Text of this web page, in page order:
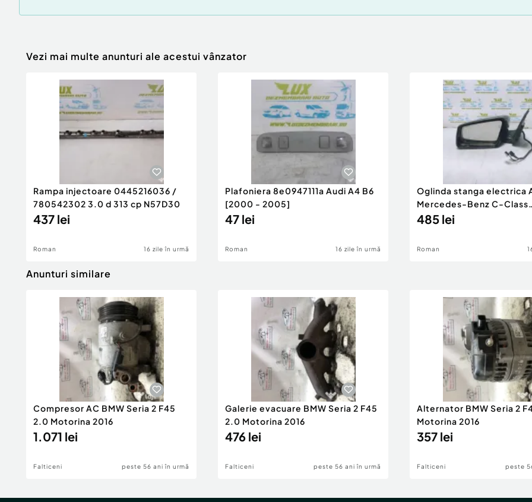
Vezi mai multe anunturi ale acestui vânzator
Rampa injectoare 0445216036 /
780542302 3.0 d 313 cp N57D30
437 lei
Roman 16 zile în urmă
Plafoniera 8e0947111a Audi A4 B6
[2000 - 2005]
47 lei
Roman 16 zile în urmă
Oglinda stanga electrica
Mercedes-Benz C-Class
W204/S204 [200
485 lei
Roman
Anunturi similare
Compresor AC BMW Seria 2 F45
2.0 Motorina 2016
1.071 lei
Falticeni peste 56 ani în urmă
Galerie evacuare BMW Seria 2 F45
2.0 Motorina 2016
476 lei
Falticeni peste 56 ani în urmă
Alternator BMW Seria 2
Motorina 2016
357 lei
Falticeni peste